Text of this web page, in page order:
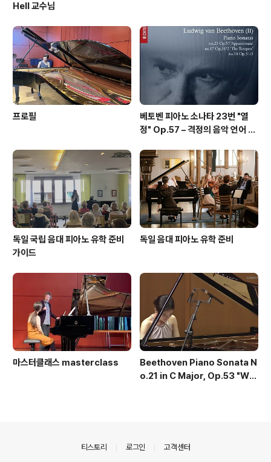
Hell 교수님
프로필
베토벤 피아노 소나타 23번 "열
정" Op.57 – 격정의 음악 언어 |
o. 23 in f minor "Appassio
nata"
독일 국립 음대 피아노 유학 준비
가이드
독일 음대 피아노 유학 준비
마스터클래스 masterclass
Beethoven Piano Sonata N
o.21 in C Major, Op.53 "Wal
티스토리 로그인 고객센터